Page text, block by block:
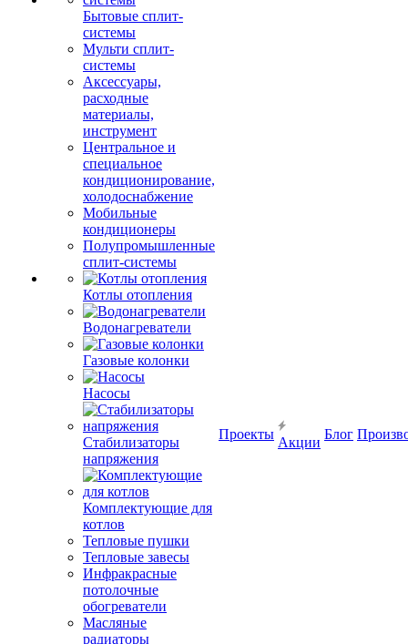
Бытовые сплит-
системы
Мульти сплит-
системы
Аксессуары,
расходные
материалы,
инструмент
Центральное и
специальное
кондиционирование,
холодоснабжение
Мобильные
кондиционеры
Полупромышленные
сплит-системы
Котлы отопления
Водонагреватели
Газовые колонки
Насосы
Стабилизаторы
напряжения
Комплектующие для
котлов
Тепловые пушки
Тепловые завесы
Инфракрасные
потолочные
обогреватели
Масляные
радиаторы
Проекты
Акции
Блог